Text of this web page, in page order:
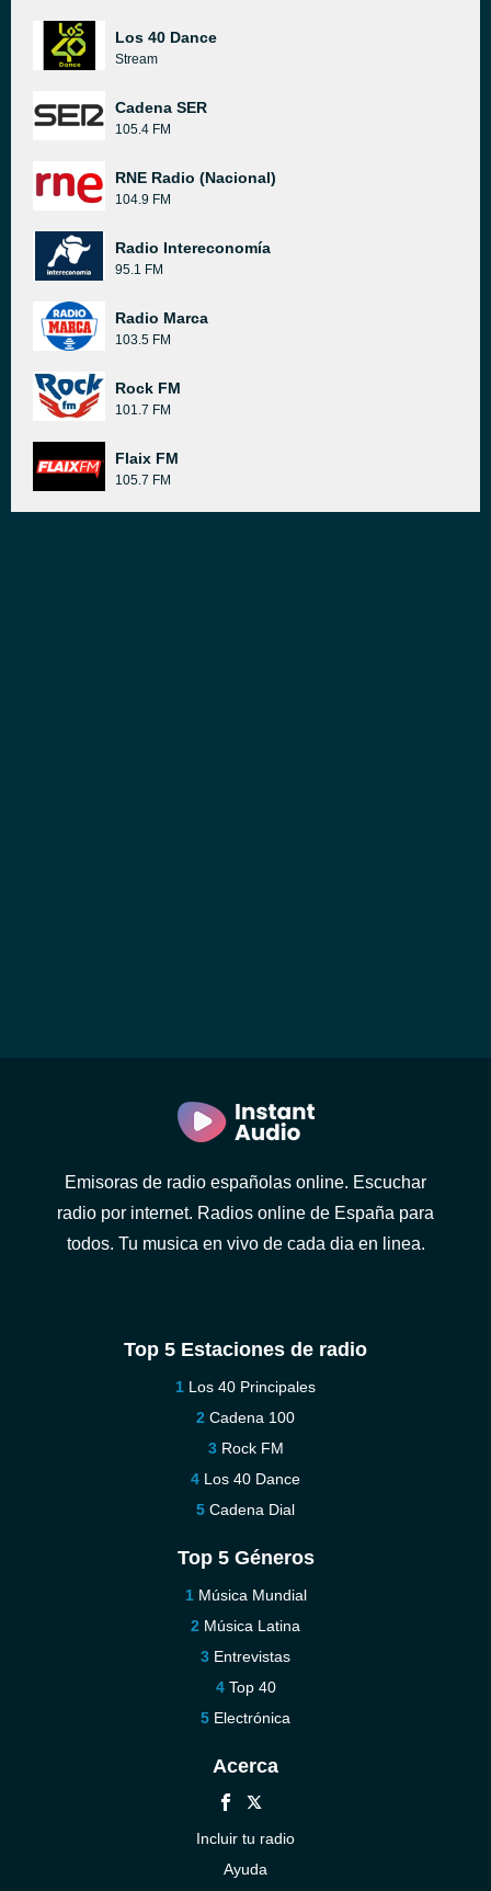
Los 40 Dance
Stream
Cadena SER
105.4 FM
RNE Radio (Nacional)
104.9 FM
Radio Intereconomía
95.1 FM
Radio Marca
103.5 FM
Rock FM
101.7 FM
Flaix FM
105.7 FM
Emisoras de radio españolas online. Escuchar
radio por internet. Radios online de España para
todos. Tu musica en vivo de cada dia en linea.
Top 5 Estaciones de radio
Los 40 Principales
Cadena 100
Rock FM
Los 40 Dance
Cadena Dial
Top 5 Géneros
Música Mundial
Música Latina
Entrevistas
Top 40
Electrónica
Acerca
Incluir tu radio
Ayuda